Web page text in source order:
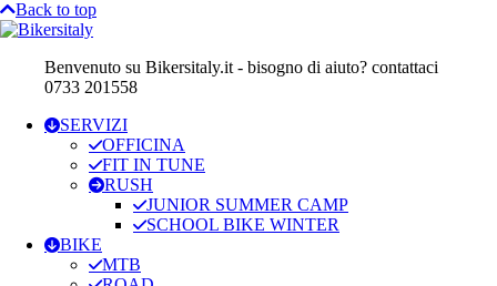
Back to top
Benvenuto su Bikersitaly.it - bisogno di aiuto? contattaci
0733 201558
SERVIZI
OFFICINA
FIT IN TUNE
RUSH
JUNIOR SUMMER CAMP
SCHOOL BIKE WINTER
BIKE
MTB